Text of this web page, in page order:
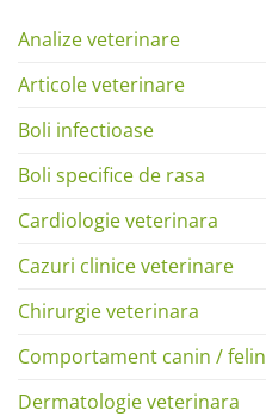
Analize veterinare
Articole veterinare
Boli infectioase
Boli specifice de rasa
Cardiologie veterinara
Cazuri clinice veterinare
Chirurgie veterinara
Comportament canin / felin
Dermatologie veterinara